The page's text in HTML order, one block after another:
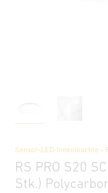
Sensor-LED-Innenleuchte -
RS PRO S20
Stk.)